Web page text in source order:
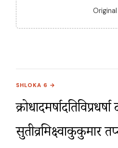
SHLOKA 6 →
सुतीव्रमिक्ष्वाकुकुमार